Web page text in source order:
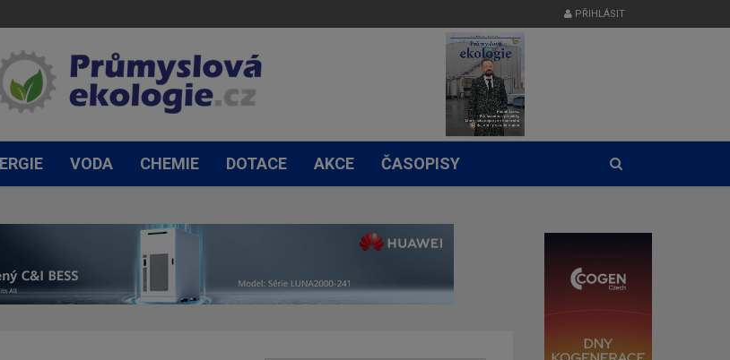
PŘIHLÁSIT
VODA CHEMIE DOTACE AKCE ČASOPISY